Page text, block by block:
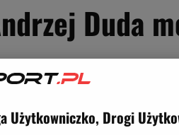
Duda
Użytkowniczko, Drogi